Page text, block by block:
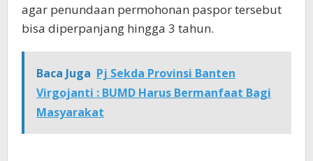
agar penundaan permohonan paspor tersebut
bisa diperpanjang hingga 3 tahun.
Baca Juga Pj Sekda Provinsi Banten
Virgojanti : BUMD Harus Bermanfaat Bagi
Masyarakat